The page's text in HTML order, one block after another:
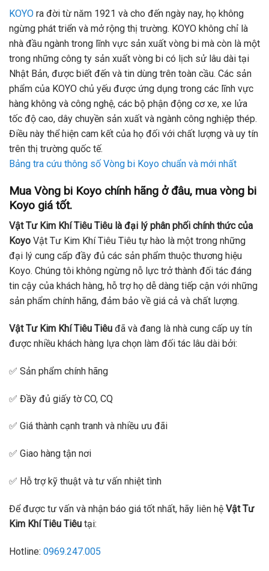
KOYO ra đời từ năm 1921 và cho đến ngày nay, họ không
ngừng phát triển và mở rộng thị trường. KOYO không chỉ là
nhà đầu ngành trong lĩnh vực sản xuất vòng bi mà còn là một
trong những công ty sản xuất vòng bi có lịch sử lâu dài tại
Nhật Bản, được biết đến và tin dùng trên toàn cầu. Các sản
phẩm của KOYO chủ yếu được ứng dụng trong các lĩnh vực
hàng không và công nghệ, các bộ phận động cơ xe, xe lửa
tốc độ cao, dây chuyền sản xuất và ngành công nghiệp thép.
Điều này thể hiện cam kết của họ đối với chất lượng và uy tín
trên thị trường quốc tế.
Bảng tra cứu thông số Vòng bi Koyo chuẩn và mới nhất
Mua Vòng bi Koyo chính hãng ở đâu, mua vòng bi
Koyo giá tốt.
Vật Tư Kim Khí Tiêu Tiêu là đại lý phân phối chính thức của
Koyo Vật Tư Kim Khí Tiêu Tiêu tự hào là một trong những
đại lý cung cấp đầy đủ các sản phẩm thuộc thương hiệu
Koyo. Chúng tôi không ngừng nỗ lực trở thành đối tác đáng
tin cậy của khách hàng, hỗ trợ họ dễ dàng tiếp cận với những
sản phẩm chính hãng, đảm bảo về giá cả và chất lượng.
Vật Tư Kim Khí Tiêu Tiêu đã và đang là nhà cung cấp uy tín
được nhiều khách hàng lựa chọn làm đối tác lâu dài bởi:
✅ Sản phẩm chính hãng
✅ Đầy đủ giấy tờ CO, CQ
✅ Giá thành cạnh tranh và nhiều ưu đãi
✅ Giao hàng tận nơi
✅ Hỗ trợ kỹ thuật và tư vấn nhiệt tình
Để được tư vấn và nhận báo giá tốt nhất, hãy liên hệ Vật Tư
Kim Khí Tiêu Tiêu tại:
Hotline: 0969.247.005